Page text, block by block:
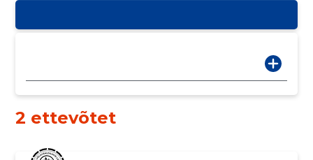
2 ettevõtet